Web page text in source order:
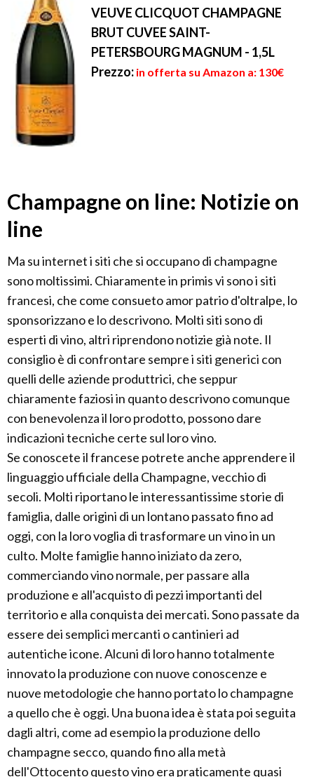
VEUVE CLICQUOT CHAMPAGNE
BRUT CUVEE SAINT-
PETERSBOURG MAGNUM - 1,5L
Prezzo: in offerta su Amazon a: 130€
Champagne on line: Notizie on
line
Ma su internet i siti che si occupano di champagne
sono moltissimi. Chiaramente in primis vi sono i siti
francesi, che come consueto amor patrio d'oltralpe, lo
sponsorizzano e lo descrivono. Molti siti sono di
esperti di vino, altri riprendono notizie già note. Il
consiglio è di confrontare sempre i siti generici con
quelli delle aziende produttrici, che seppur
chiaramente faziosi in quanto descrivono comunque
con benevolenza il loro prodotto, possono dare
indicazioni tecniche certe sul loro vino.
Se conoscete il francese potrete anche apprendere il
linguaggio ufficiale della Champagne, vecchio di
secoli. Molti riportano le interessantissime storie di
famiglia, dalle origini di un lontano passato fino ad
oggi, con la loro voglia di trasformare un vino in un
culto. Molte famiglie hanno iniziato da zero,
commerciando vino normale, per passare alla
produzione e all'acquisto di pezzi importanti del
territorio e alla conquista dei mercati. Sono passate da
essere dei semplici mercanti o cantinieri ad
autentiche icone. Alcuni di loro hanno totalmente
innovato la produzione con nuove conoscenze e
nuove metodologie che hanno portato lo champagne
a quello che è oggi. Una buona idea è stata poi seguita
dagli altri, come ad esempio la produzione dello
champagne secco, quando fino alla metà
dell'Ottocento questo vino era praticamente quasi